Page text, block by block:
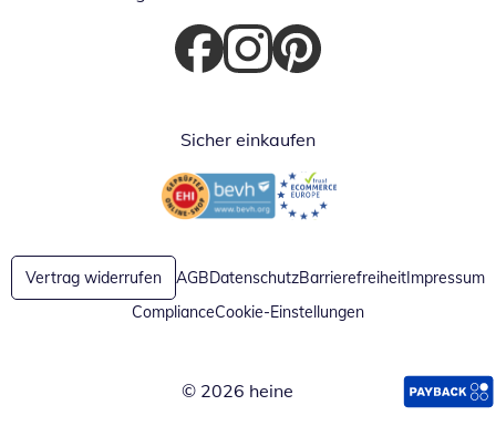
Öffnet in neuem Fenster
Öffnet in neuem Fenster
Öffnet in neuem Fenster
Sicher einkaufen
Öffnet in neuem FensterÖffnet in neuem Fenster
Vertrag widerrufen AGBDatenschutzBarrierefreiheitImpressum
ComplianceCookie-Einstellungen
© 2026 heine